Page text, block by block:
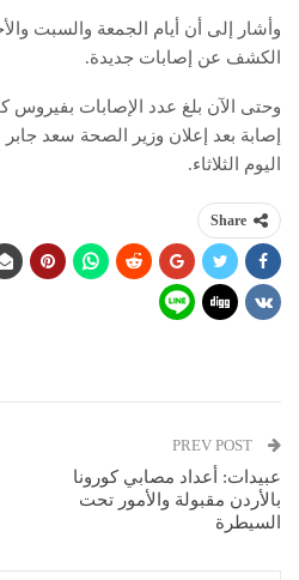
وأشار إلى أن أيام الجمعة والسبت
الكشف عن إصابات جديدة.
اليوم الثلاثاء.
Share
عبيدات: أعداد مصابي كورونا
بالأردن مقبولة والأمور تحت
السيطرة